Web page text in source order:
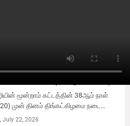
மூன்றாம் கட்டத்தின் 38ஆம் நாள்
முன் தினம் திங்கட்கிழமை நடை…
July 22, 2026